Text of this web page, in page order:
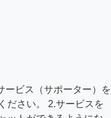
ービス（サポーター）を
ださい。 2.サービスを